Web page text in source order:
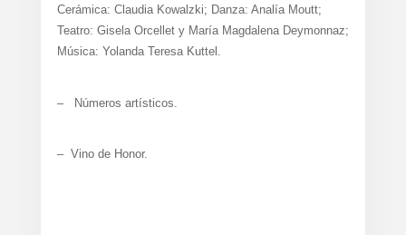
Cerámica: Claudia Kowalzki; Danza: Analía Moutt;
Teatro: Gisela Orcellet y María Magdalena Deymonnaz;
Música: Yolanda Teresa Kuttel.
– Números artísticos.
– Vino de Honor.